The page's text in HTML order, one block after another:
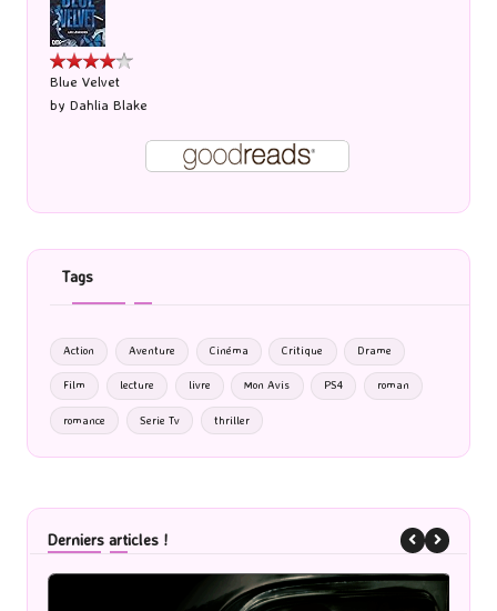
Blue Velvet
by Dahlia Blake
Tags
Action Aventure Cinéma Critique Drame
Film lecture livre Mon Avis PS4 roman
romance Serie Tv thriller
Derniers articles !